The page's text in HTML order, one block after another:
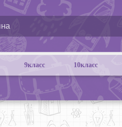
9класс 10класс